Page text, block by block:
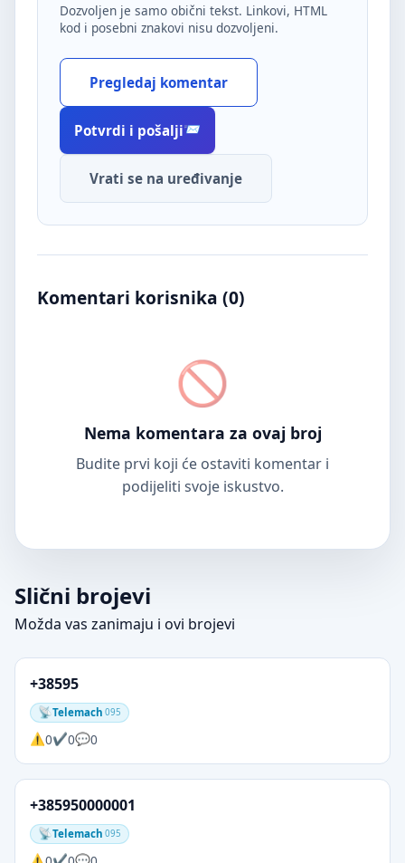
Dozvoljen je samo obični tekst. Linkovi, HTML
kod i posebni znakovi nisu dozvoljeni.
Pregledaj komentar
Potvrdi i pošalji
Vrati se na uređivanje
Komentari korisnika (0)
Nema komentara za ovaj broj
Budite prvi koji će ostaviti komentar i
podijeliti svoje iskustvo.
Slični brojevi
Možda vas zanimaju i ovi brojevi
+38595
Telemach 095
0 0 0
+385950000001
Telemach 095